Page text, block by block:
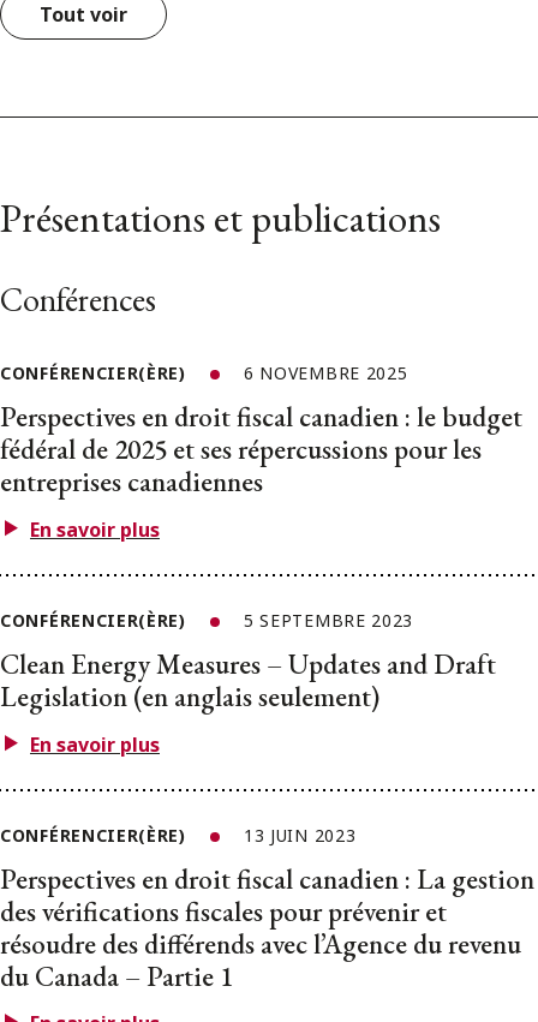
Tout voir
Présentations et publications
Conférences
CONFÉRENCIER(ÈRE) 6 NOVEMBRE 2025
Perspectives en droit fiscal canadien : le budget
fédéral de 2025 et ses répercussions pour les
entreprises canadiennes
En savoir plus
CONFÉRENCIER(ÈRE) 5 SEPTEMBRE 2023
Clean Energy Measures – Updates and Draft
Legislation (en anglais seulement)
En savoir plus
CONFÉRENCIER(ÈRE) 13 JUIN 2023
Perspectives en droit fiscal canadien : La gestion
des vérifications fiscales pour prévenir et
résoudre des différends avec l’Agence du revenu
du Canada – Partie 1